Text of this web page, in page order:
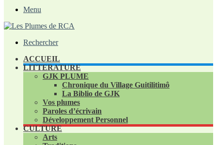
Menu
Rechercher
ACCUEIL
LITTERATURE
GJK PLUME
Chronique du Village Guitilitimô
La Biblio de GJK
Vos plumes
Paroles d’écrivain
Développement Personnel
CULTURE
Arts